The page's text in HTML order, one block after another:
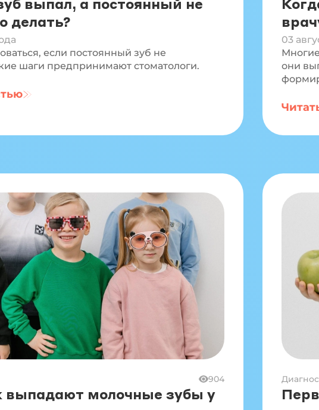
делать?
если постоянный зуб не
шаги предпринимают стоматологи.
03
они
904
выпадают молочные зубы у